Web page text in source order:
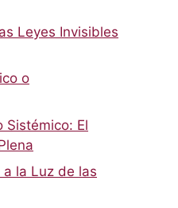
Leyes Invisibles
o
Sistémico: El
la Luz de las